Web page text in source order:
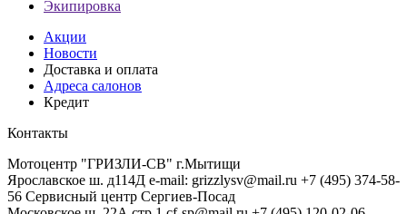
Экипировка
Акции
Новости
Доставка и оплата
Адреса салонов
Кредит
Контакты
Мотоцентр "ГРИЗЛИ-СВ" г.Мытищи
Ярославское ш. д114Д e-mail: grizzlysv@mail.ru +7 (495) 374-58-
56 Сервисный центр Сергиев-Посад